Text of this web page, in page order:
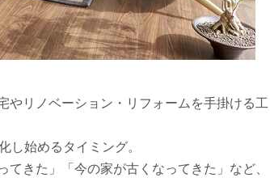
やリノベーション・リフォームを手掛ける工
し始めるタイミング。
てきた」「今の家が古くなってきた」など、